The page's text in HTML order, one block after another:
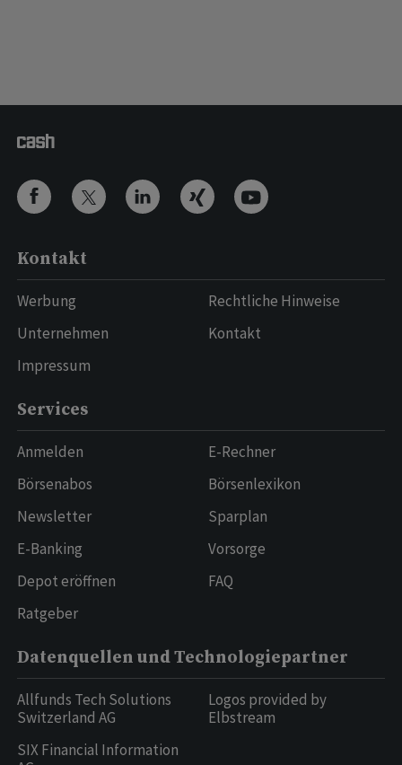
Kontakt
Werbung
Unternehmen
Impressum
Rechtliche Hinweise
Kontakt
Services
Anmelden
Börsenabos
Newsletter
E-Banking
Depot eröffnen
Ratgeber
E-Rechner
Börsenlexikon
Sparplan
Vorsorge
FAQ
Datenquellen und Technologiepartner
Allfunds Tech Solutions
Switzerland AG
SIX Financial Information
Logos provided by
Elbstream